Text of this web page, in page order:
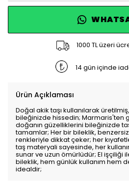
1000 TL üzeri
14 gün içinde
Ürün Açıklaması
Doğal akik taşı kullanılarak üretilmiş,
bileğinizde hissedin; Marmaris'ten
doğanın güzelliklerini bileğinizde
tamamlar; Her bir bileklik,
renkleriyle dikkat çeker; her
taş materyali sayesinde, her
sunar ve uzun ömürlüdür; El işçiliği
bileklik, hem günlük kullanım hem
idealdir;